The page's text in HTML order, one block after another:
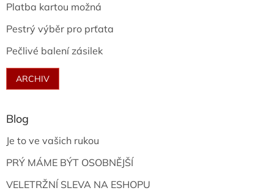
Platba kartou možná
Pestrý výběr pro prťata
Pečlivé balení zásilek
ARCHIV
Blog
Je to ve vašich rukou
PRÝ MÁME BÝT OSOBNĚJŠÍ
VELETRŽNÍ SLEVA NA ESHOPU